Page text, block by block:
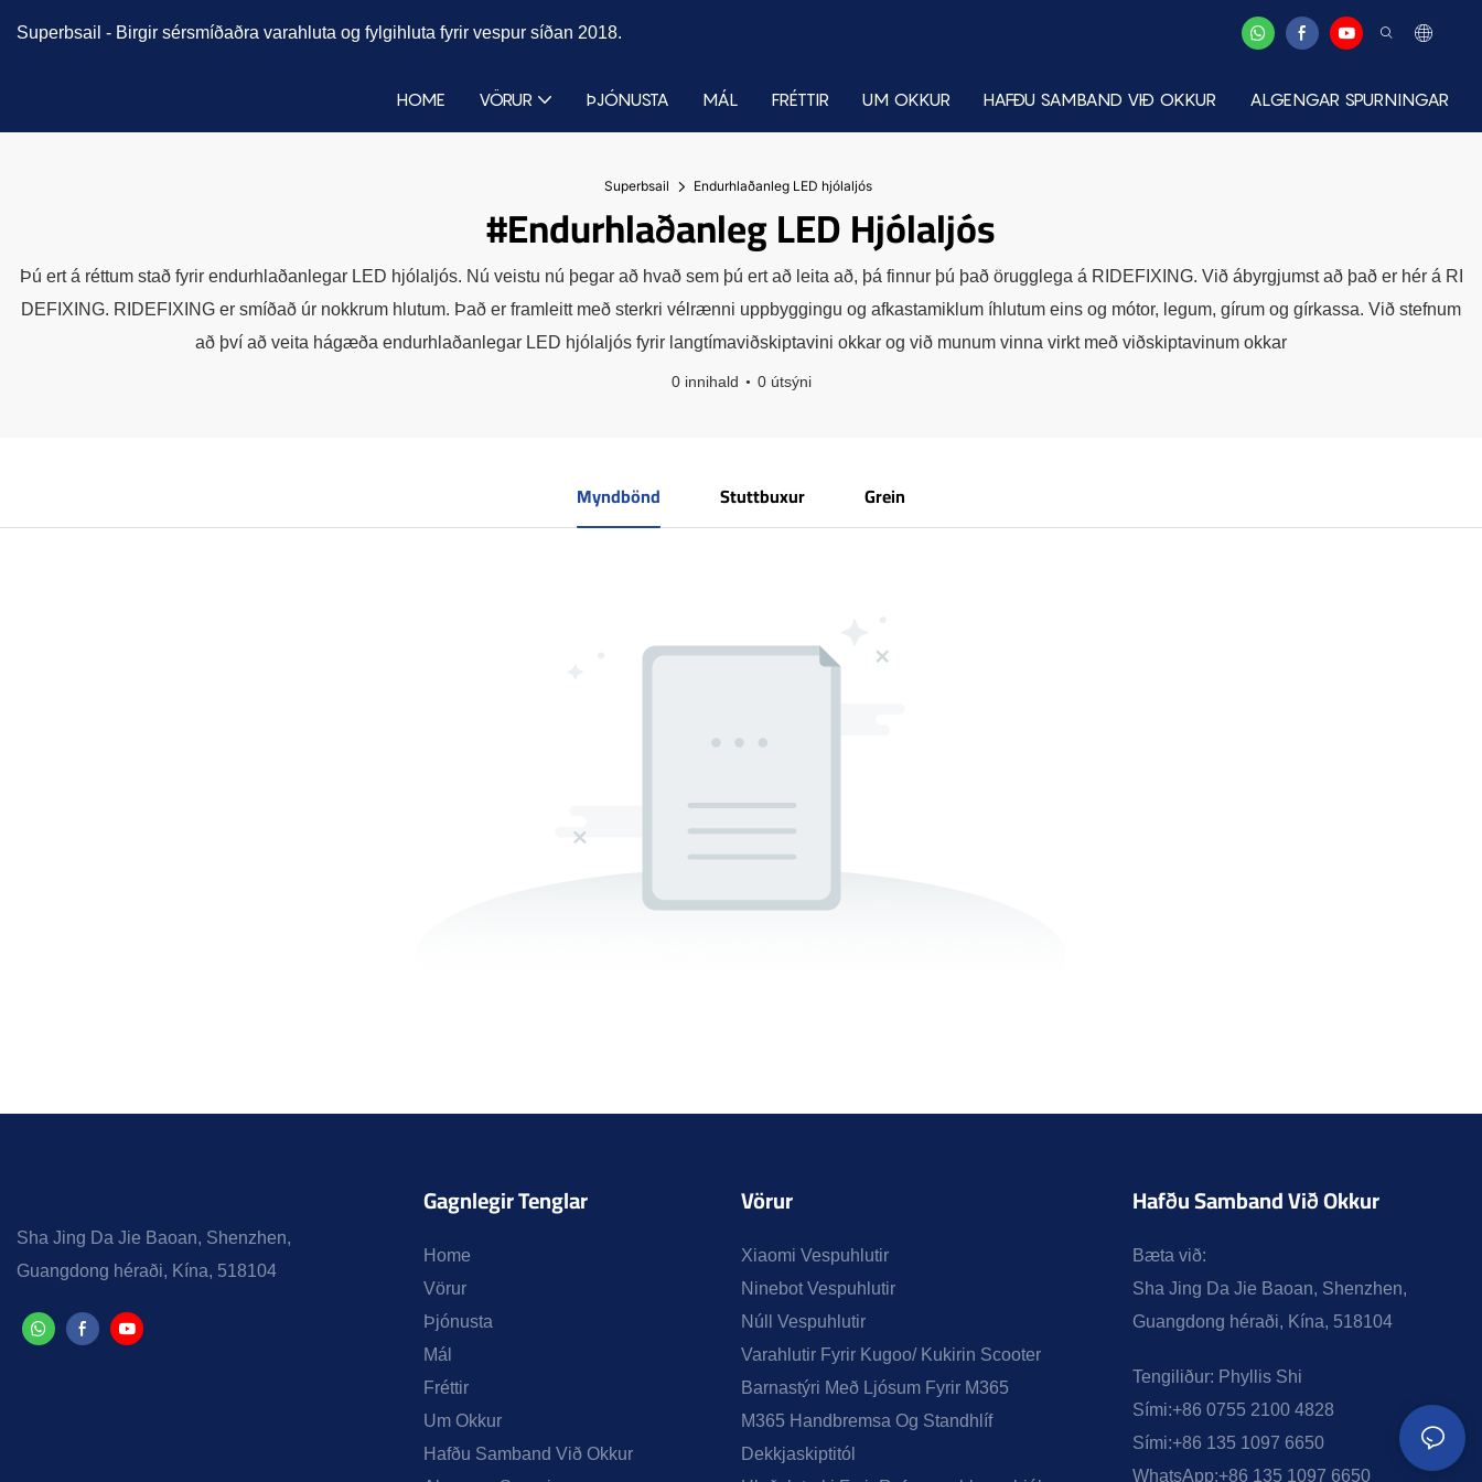
Superbsail - Birgir sérsmíðaðra varahluta og fylgihluta fyrir vespur síðan 2018.
HOME VÖRUR ÞJÓNUSTA MÁL FRÉTTIR UM OKKUR HAFÐU SAMBAND VIÐ OKKUR ALGENGAR SPURNINGAR
Superbsail Endurhlaðanleg LED hjólaljós
#Endurhlaðanleg LED Hjólaljós
Þú ert á réttum stað fyrir endurhlaðanlegar LED hjólaljós. Nú veistu nú þegar að hvað sem þú ert að leita að, þá finnur þú það örugglega á RIDEFIXING. Við ábyrgjumst að það er hér á RI
DEFIXING. RIDEFIXING er smíðað úr nokkrum hlutum. Það er framleitt með sterkri vélrænni uppbyggingu og afkastamiklum íhlutum eins og mótor, legum, gírum og gírkassa. Við stefnum
að því að veita hágæða endurhlaðanlegar LED hjólaljós fyrir langtímaviðskiptavini okkar og við munum vinna virkt með viðskiptavinum okkar
0 innihald 0 útsýni
Myndbönd Stuttbuxur Grein
Sha Jing Da Jie Baoan, Shenzhen,
Guangdong héraði, Kína, 518104
Gagnlegir Tenglar
Home
Vörur
Þjónusta
Mál
Fréttir
Um Okkur
Hafðu Samband Við Okkur
Vörur
Xiaomi Vespuhlutir
Ninebot Vespuhlutir
Núll Vespuhlutir
Varahlutir Fyrir Kugoo/ Kukirin Scooter
Barnastýri Með Ljósum Fyrir M365
M365 Handbremsa Og Standhlíf
Dekkjaskiptitól
Hafðu Samband Við Okkur
Bæta við:
Sha Jing Da Jie Baoan, Shenzhen,
Guangdong héraði, Kína, 518104
Tengiliður: Phyllis Shi
Sími:+86 0755 2100 4828
Sími:+86 135 1097 6650
WhatsApp:+86 135 1097 6650